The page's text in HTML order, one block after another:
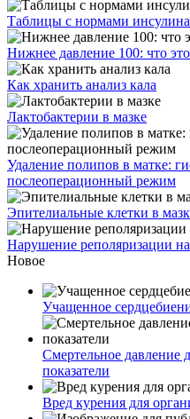
Таблицы с нормами
Нижнее давление 100: что
Как хранить анализ кала
Лактобактерии в мазке
Удаление полипов в матке:
послеоперационный режим
Эпителиальные клетки в
Нарушение реполяризации
Новое
Учащенное
Смертельное давление
показатели
Вред курения для